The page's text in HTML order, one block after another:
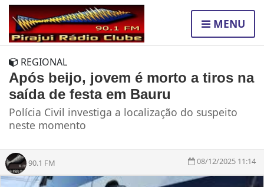
MENU
REGIONAL
Após beijo, jovem é morto a tiros na
saída de festa em Bauru
Polícia Civil investiga a localização do suspeito
neste momento
90.1 FM 08/12/2025 11:14